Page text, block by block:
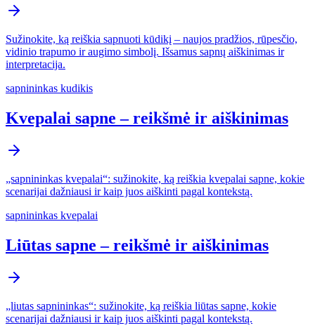
Sužinokite, ką reiškia sapnuoti kūdikį – naujos pradžios, rūpesčio,
vidinio trapumo ir augimo simbolį. Išsamus sapnų aiškinimas ir
interpretacija.
sapnininkas kudikis
Kvepalai sapne – reikšmė ir aiškinimas
„sapnininkas kvepalai“: sužinokite, ką reiškia kvepalai sapne, kokie
scenarijai dažniausi ir kaip juos aiškinti pagal kontekstą.
sapnininkas kvepalai
Liūtas sapne – reikšmė ir aiškinimas
„liutas sapnininkas“: sužinokite, ką reiškia liūtas sapne, kokie
scenarijai dažniausi ir kaip juos aiškinti pagal kontekstą.